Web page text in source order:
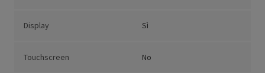
Display Sì
Touchscreen No